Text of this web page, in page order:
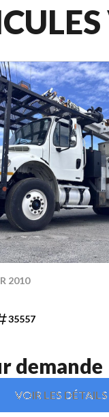
2010
35557
demande
VOIR LES DÉTAILS